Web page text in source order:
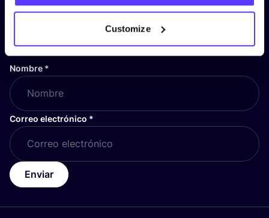
Customize
¡Suscríbete a nuestro boletín
y mantente informado!
Nombre *
Correo electrónico *
Enviar